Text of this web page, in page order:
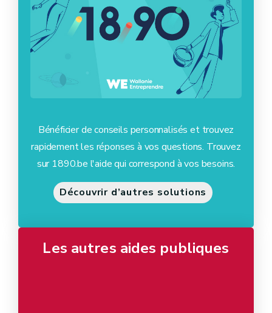
Bénéficier de conseils personnalisés et trouvez
rapidement les réponses à vos questions. Trouvez
sur 1890.be l'aide qui correspond à vos besoins.
Découvrir d’autres solutions
Les autres aides publiques